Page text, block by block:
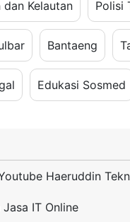
dan Kelautan Polisi
Bantaeng
Edukasi Sosmed
Haeruddin
Jasa IT Online